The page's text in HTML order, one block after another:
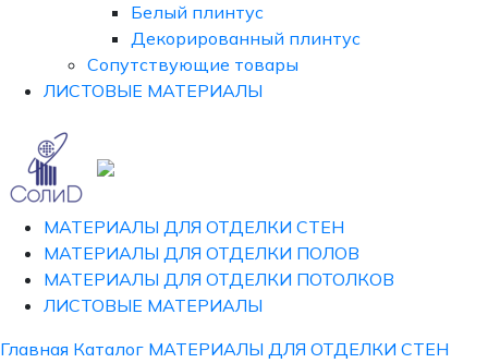
Белый плинтус
Декорированный плинтус
Сопутствующие товары
ЛИСТОВЫЕ МАТЕРИАЛЫ
МАТЕРИАЛЫ ДЛЯ ОТДЕЛКИ СТЕН
МАТЕРИАЛЫ ДЛЯ ОТДЕЛКИ ПОЛОВ
МАТЕРИАЛЫ ДЛЯ ОТДЕЛКИ ПОТОЛКОВ
ЛИСТОВЫЕ МАТЕРИАЛЫ
Главная Каталог МАТЕРИАЛЫ ДЛЯ ОТДЕЛКИ СТЕН